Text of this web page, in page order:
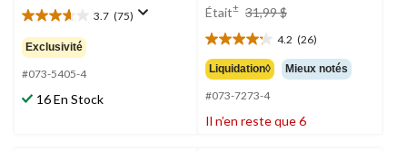
3.7 (75)
3.7
étoile(s)
sur
5.
75
évaluations
Exclusivité
#073-5405-4
16 En Stock
Était± 31,99 $
31,99 $
4.2 (26)
4.2
étoile(s)
sur
5.
26
Liquidation◊ Mieux notés
#073-7273-4
Il n’en reste que 6